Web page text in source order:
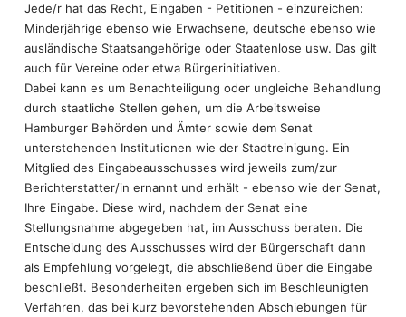
Jede/r hat das Recht, Eingaben - Petitionen - einzureichen:
Minderjährige ebenso wie Erwachsene, deutsche ebenso wie
ausländische Staatsangehörige oder Staatenlose usw. Das gilt
auch für Vereine oder etwa Bürgerinitiativen.
Dabei kann es um Benachteiligung oder ungleiche Behandlung
durch staatliche Stellen gehen, um die Arbeitsweise
Hamburger Behörden und Ämter sowie dem Senat
unterstehenden Institutionen wie der Stadtreinigung. Ein
Mitglied des Eingabeausschusses wird jeweils zum/zur
Berichterstatter/in ernannt und erhält - ebenso wie der Senat,
Ihre Eingabe. Diese wird, nachdem der Senat eine
Stellungsnahme abgegeben hat, im Ausschuss beraten. Die
Entscheidung des Ausschusses wird der Bürgerschaft dann
als Empfehlung vorgelegt, die abschließend über die Eingabe
beschließt. Besonderheiten ergeben sich im Beschleunigten
Verfahren, das bei kurz bevorstehenden Abschiebungen für